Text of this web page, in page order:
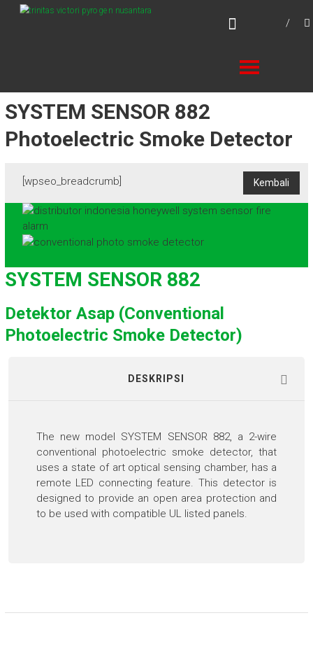
TVPN.ID
SYSTEM SENSOR 882
Photoelectric Smoke Detector
[wpseo_breadcrumb]
SYSTEM SENSOR 882
Detektor Asap (Conventional
Photoelectric Smoke Detector)
DESKRIPSI
The new model SYSTEM SENSOR 882, a 2-wire
conventional photoelectric smoke detector, that
uses a state of art optical sensing chamber, has a
remote LED connecting feature. This detector is
designed to provide an open area protection and
to be used with compatible UL listed panels.